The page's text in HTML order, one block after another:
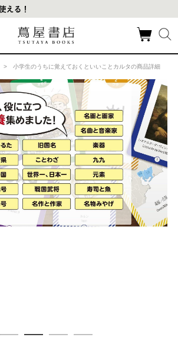
> 小学生のうちに覚えておくといいことカルタの商品詳細